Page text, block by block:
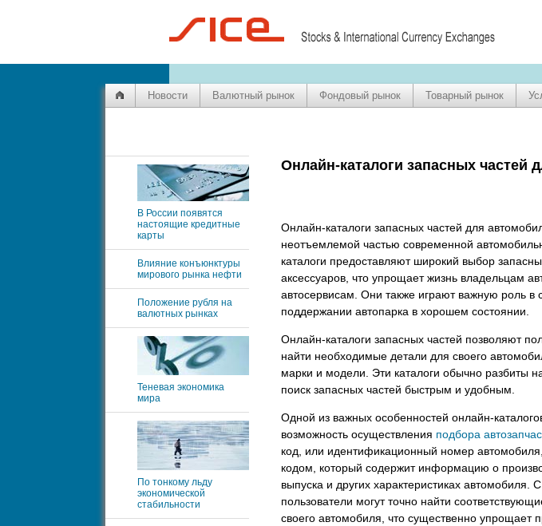
Новости Валютный рынок Фондовый рынок Товарный рынок
В России появятся
настоящие кредитные
карты
Влияние конъюнктуры
мирового рынка нефти
Положение рубля на
валютных рынках
Теневая экономика
мира
По тонкому льду
экономической
стабильности
Онлайн-каталоги запасных частей
Онлайн-каталоги запасных частей для
неотъемлемой частью современной
каталоги предоставляют широкий выбор
аксессуаров, что упрощает жизнь владельцам
автосервисам. Они также играют важную роль в
поддержании автопарка в хорошем состоянии.
Онлайн-каталоги запасных частей позволяют
найти необходимые детали для своего
марки и модели. Эти каталоги обычно разбиты
поиск запасных частей быстрым и удобным.
Одной из важных особенностей онлайн-
возможность осуществления подбора
код, или идентификационный номер
кодом, который содержит информацию о
выпуска и других характеристиках автомобиля.
пользователи могут точно найти
своего автомобиля, что существенно упрощает